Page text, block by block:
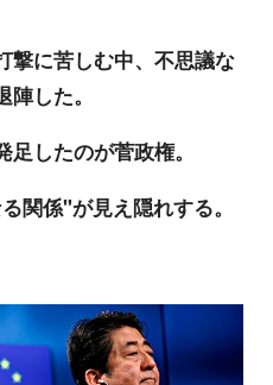
撃に苦しむ中、不思議な
した。
したのが菅政権。
関係"が見え隠れする。